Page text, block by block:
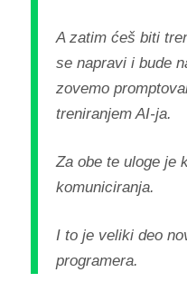
A zatim ćeš biti
se napravi i bude
zovemo
treniranjem AI-ja.
Za obe te uloge je
komuniciranja.
I to je veliki deo
programera.